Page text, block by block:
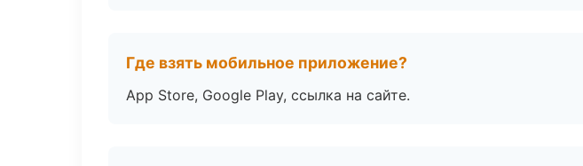
Где взять мобильное приложение?
App Store, Google Play, ссылка на сайте.